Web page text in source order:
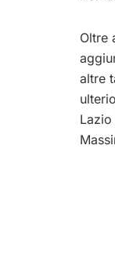
Oltre
altre